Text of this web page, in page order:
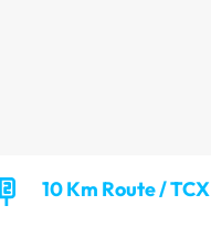
10 Km Route / TCX